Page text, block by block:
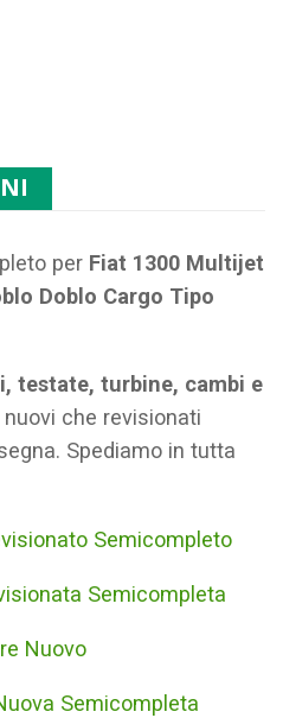
per Fiat 1300 Multijet
Doblo Cargo Tipo
testate, turbine, cambi e
nuovi che revisionati
Spediamo in tutta
Semicompleto
Semicompleta
Nuovo
Semicompleta